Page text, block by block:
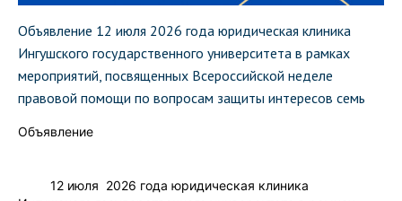
Объявление 12 июля 2026 года юридическая клиника
Ингушского государственного университета в рамках
мероприятий, посвященных Всероссийской неделе
правовой помощи по вопросам защиты интересов семь
Объявление
12 июля 2026 года юридическая клиника